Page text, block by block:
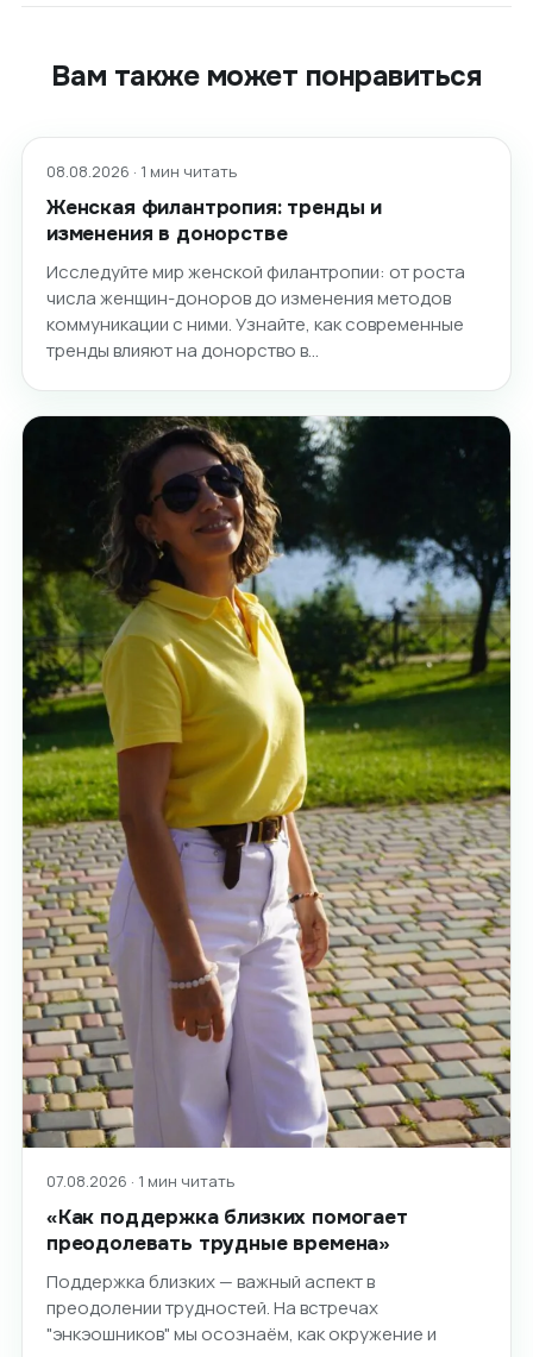
Вам также может понравиться
08.08.2026 · 1 мин читать
Женская филантропия: тренды и
изменения в донорстве
Исследуйте мир женской филантропии: от роста
числа женщин-доноров до изменения методов
коммуникации с ними. Узнайте, как современные
тренды влияют на донорство в…
07.08.2026 · 1 мин читать
«Как поддержка близких помогает
преодолевать трудные времена»
Поддержка близких — важный аспект в
преодолении трудностей. На встречах
"энкэошников" мы осознаём, как окружение и